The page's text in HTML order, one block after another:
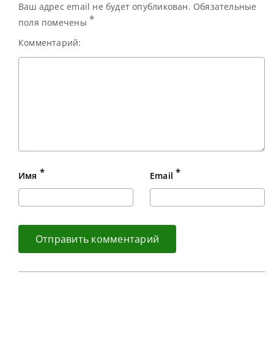
Ваш адрес email не будет опубликован. Обязательные
поля помечены *
Комментарий:
Имя * Email *